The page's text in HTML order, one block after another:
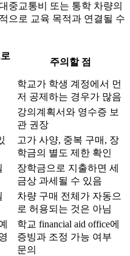
중교통비 또는 통학 차량의
으로 교육 목적과 연결될 수
주의할 점
학교가 학생 계정에서 먼
저 공제하는 경우가 많음
강의계획서와 영수증 보
관 권장
고가 사양, 중복 구매, 장
학금의 별도 제한 확인
장학금으로 지출하면 세
금상 과세될 수 있음
차량 구매 전체가 자동으
로 허용되는 것은 아님
학교 financial aid office에
증빙과 조정 가능 여부
문의